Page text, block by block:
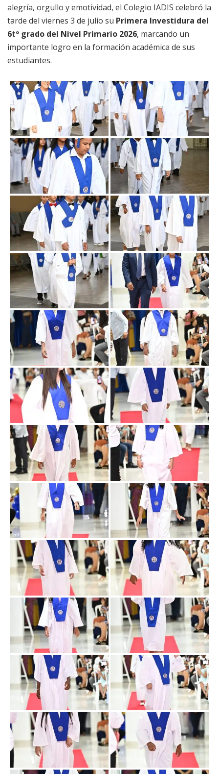
alegría, orgullo y emotividad, el Colegio IADIS celebró la
tarde del viernes 3 de julio su Primera Investidura del
6tº grado del Nivel Primario 2026, marcando un
importante logro en la formación académica de sus
estudiantes.